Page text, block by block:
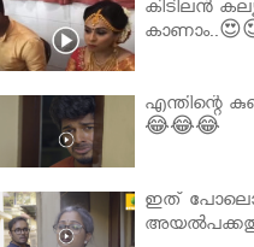
കിടിലൻ
എന്തിന്റെ
😂😂😂
ഇത്